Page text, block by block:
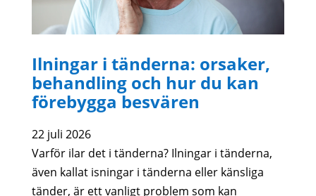
Ilningar i tänderna: orsaker,
behandling och hur du kan
förebygga besvären
22 juli 2026
Varför ilar det i tänderna? Ilningar i tänderna,
även kallat isningar i tänderna eller känsliga
tänder, är ett vanligt problem som kan